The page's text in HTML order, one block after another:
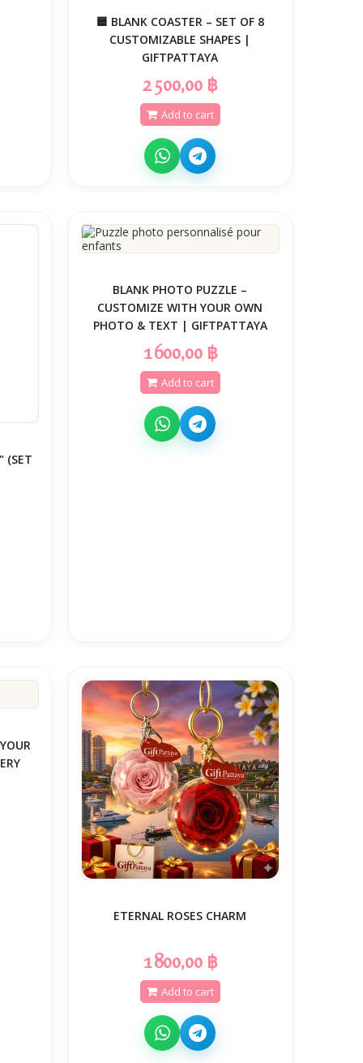
🟦 BLANK COASTER – SET OF 8
CUSTOMIZABLE SHAPES |
GIFTPATTAYA
2 500,00 ฿
Add to cart
(SET
BLANK PHOTO PUZZLE –
CUSTOMIZE WITH YOUR OWN
PHOTO & TEXT | GIFTPATTAYA
1 600,00 ฿
Add to cart
ETERNAL ROSES CHARM
1 800,00 ฿
Add to cart